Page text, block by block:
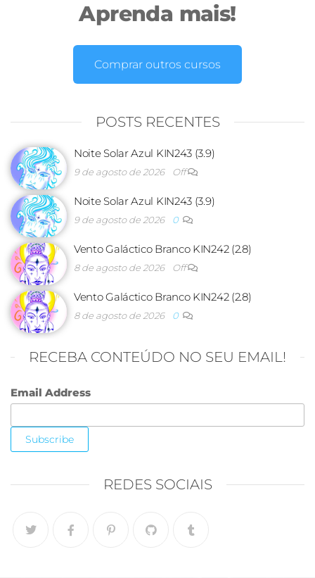
Aprenda mais!
Comprar outros cursos
POSTS RECENTES
Noite Solar Azul KIN243 (3.9)
9 de agosto de 2026 Off
Noite Solar Azul KIN243 (3.9)
9 de agosto de 2026 0
Vento Galáctico Branco KIN242 (2.8)
8 de agosto de 2026 Off
Vento Galáctico Branco KIN242 (2.8)
8 de agosto de 2026 0
RECEBA CONTEÚDO NO SEU EMAIL!
Email Address
REDES SOCIAIS